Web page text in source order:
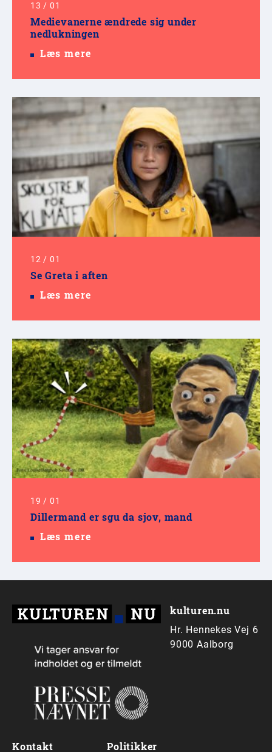
13 / 01
Medievanerne ændrede sig under
nedlukningen
Læs mere
12 / 01
Se Greta i aften
Læs mere
19 / 01
Dillermand er sgu da sjov, mand
Læs mere
kulturen.nu
Hr. Hennekes Vej 6
9000 Aalborg
Kontakt Politikker